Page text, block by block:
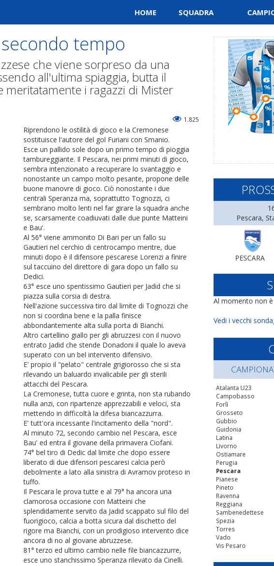
HOME SQUADRA
tempo
che viene sorpreso da una
all'ultima spiaggia, butta il
i ragazzi di Mister
1.825
Riprendono le ostilità di gioco e la Cremonese
sostituisce l'autore del gol Furiani con Smanio.
Esce un pallido sole dopo un primo tempo di pioggia
tambureggiante. Il Pescara, nei primi minuti di gioco,
sembra intenzionato a recuperare lo svantaggio e
nonostante un campo molto pesante, propone delle
buone manovre di gioco. Ciò nonostante i due
centrali Speranza ma, soprattutto Tognozzi, ci
sembrano molto lenti nel far girare la squadra anche
se, scarsamente coadiuvati dalle due punte Matteini
e Bau'.
Al 56° viene ammonito Di Bari per un fallo su
Gautieri nel cerchio di centrocampo mentre, due
minuti dopo è il difensore pescarese Lorenzi a finire
sul taccuino del direttore di gara dopo un fallo su
Dedici.
63° esce uno spentissimo Gautieri per Jadid che si
piazza sulla corsia di destra.
Nell'azione successiva tiro dal limite di Tognozzi che
non si coordina bene e la palla finisce
abbondantemente alta sulla porta di Bianchi.
Altro cartellino giallo per gli abruzzesi con il nuovo
entrato Jadid che stende Donadoni il quale lo aveva
superato con un bel intervento difensivo.
E' propio il "pelato" centrale grigiorosso che si sta
rilevando un baluardo invalicabile per gli sterili
attacchi del Pescara.
La Cremonese, tutta cuore e grinta, non sta rubando
nulla anzi, con ripartenze apprezzabili e veloci, sta
mettendo in difficoltà la difesa biancazzurra.
E' tutt'ora incessante l'incitamento della "nord".
Al minuto 72, secondo cambio nel Pescara, esce
Bau' ed entra il giovane della primavera Ciofani.
74° bel tiro di Dedic dal limite che dopo essere
liberato di due difensori pescaresi calcia però
debolmente a lato alla sinistra di Avramov proteso in
tuffo.
Il Pescara le prova tutte e al 79° ha ancora una
clamorosa occasione con Matteini che
splendidamente servito da Jadid scappato sul filo del
fuorigioco, calcia a botta sicura dal dischetto del
rigore ma Bianchi, con un prodigioso intervento dice
ancora di no al giovane abruzzese.
81° terzo ed ultimo cambio nelle file biancazzurre,
esce uno stanchissimo Speranza rilevato da Cinelli.
Pescara,
PESCARA
Al momento non
Vedi i vecchi
Atalanta U23
Campobasso
Forlì
Grosseto
Gubbio
Guidonia
Latina
Livorno
Ostiamare
Perugia
Pescara
Pianese
Pineto
Ravenna
Reggiana
Sambenedettese
Spezia
Torres
Vado
Vis Pesaro